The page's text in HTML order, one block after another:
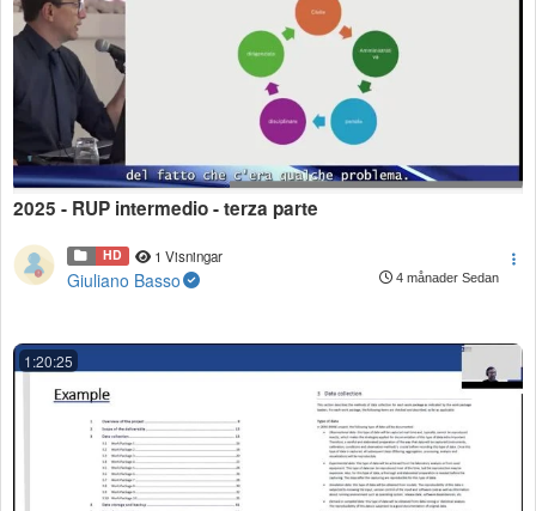
2025 - RUP intermedio - terza parte
HD 1 Visningar
Giuliano Basso 4 månader Sedan
1:20:25